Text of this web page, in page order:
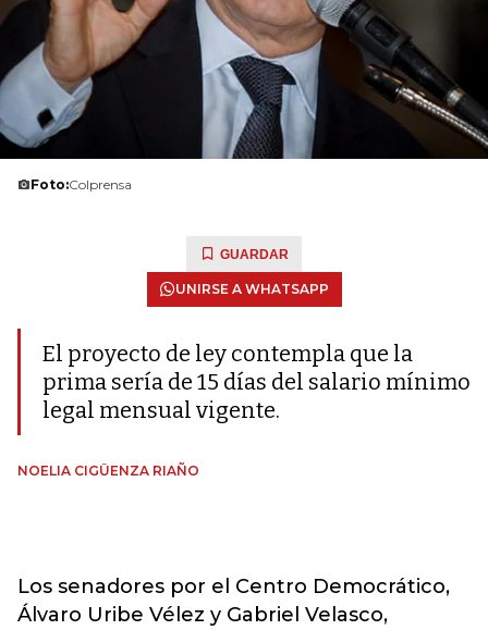
Foto:Colprensa
GUARDAR
UNIRSE A WHATSAPP
El proyecto de ley contempla que la
prima sería de 15 días del salario mínimo
legal mensual vigente.
NOELIA CIGÜENZA RIAÑO
Los senadores por el Centro Democrático,
Álvaro Uribe Vélez y Gabriel Velasco,